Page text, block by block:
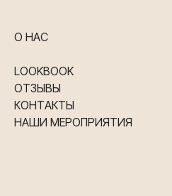
О НАС
LOOKBOOK
ОТЗЫВЫ
КОНТАКТЫ
НАШИ МЕРОПРИЯТИЯ